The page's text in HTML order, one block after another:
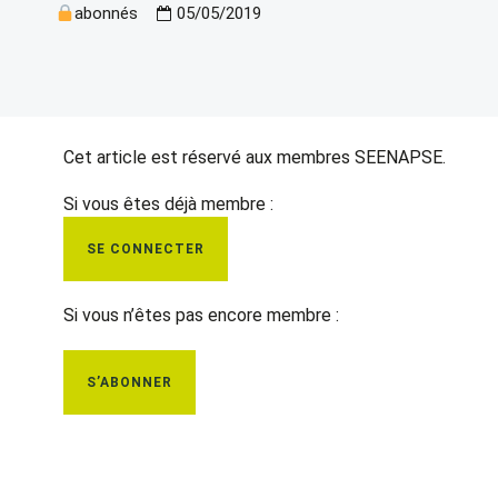
abonnés 05/05/2019
Cet article est réservé aux membres SEENAPSE.
Si vous êtes déjà membre :
SE CONNECTER
Si vous n’êtes pas encore membre :
S’ABONNER